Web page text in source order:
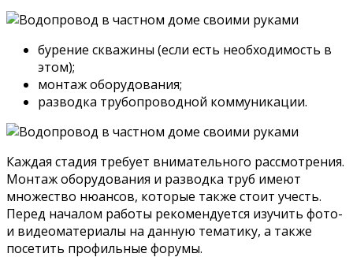
бурение скважины (если есть необходимость в
этом);
монтаж оборудования;
разводка трубопроводной коммуникации.
Каждая стадия требует внимательного рассмотрения.
Монтаж оборудования и разводка труб имеют
множество нюансов, которые также стоит учесть.
Перед началом работы рекомендуется изучить фото-
и видеоматериалы на данную тематику, а также
посетить профильные форумы.